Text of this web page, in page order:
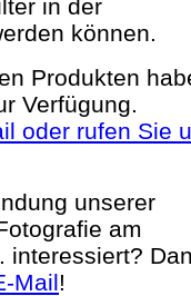
in der
können.
Produkten
Verfügung.
oder rufen Sie
unserer
am
interessiert?
Mail!